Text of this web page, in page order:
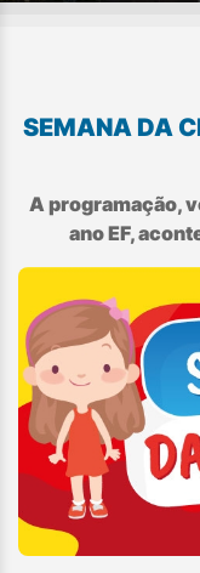
SEMANA DA
A programação,
ano EF,